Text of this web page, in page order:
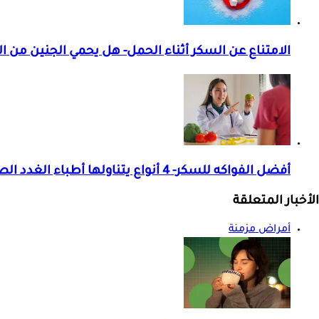
الامتناع عن السكر أثناء الحمل- هل يحمي الجنين من
أفضل الفواكه للسكر- 4 أنواع يتناولها أطباء الغدد الصماء
الأخبار المتعلقة
أمراض مزمنة